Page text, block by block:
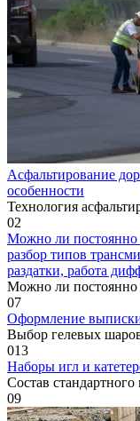
Асфальтирование
особенности
Технология
02
Можно ли постоянно
разбор типов
раздатки, работа
Можно ли постоянно
07
Оформление
Выбор гелевых
013
Наборы игл и
Состав
09